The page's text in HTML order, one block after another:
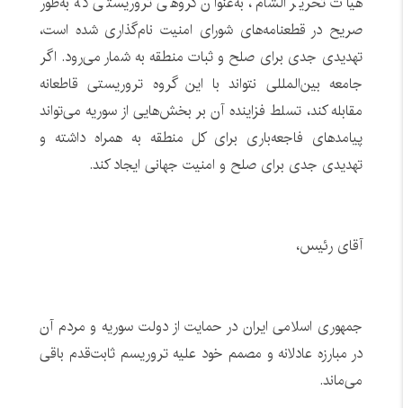
صریح در قطعنامه‌های شورای امنیت نام‌گذاری شده است،
تهدیدی جدی برای صلح و ثبات منطقه به شمار می‌رود. اگر
جامعه بین‌المللی نتواند با این گروه تروریستی قاطعانه
مقابله کند، تسلط فزاینده آن بر بخش‌هایی از سوریه می‌تواند
پیامدهای فاجعه‌باری برای کل منطقه به همراه داشته و
تهدیدی جدی برای صلح و امنیت جهانی ایجاد کند.
آقای رئیس،
جمهوری اسلامی ایران در حمایت از دولت سوریه و مردم آن
در مبارزه عادلانه و مصمم خود علیه تروریسم ثابت‌قدم باقی
می‌ماند.